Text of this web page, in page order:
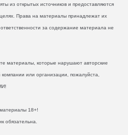
из открытых источников и предоставляются
Права на материалы принадлежат их
за содержание материала не
материалы, которые нарушают авторские
или организации, пожалуйста,
18+!
обязательна.